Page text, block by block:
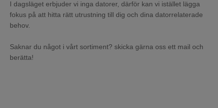
I dagsläget erbjuder vi inga datorer, därför kan vi istället lägga
fokus på att hitta rätt utrustning till dig och dina datorrelaterade
behov.
Saknar du något i vårt sortiment? skicka gärna oss ett mail och
berätta!